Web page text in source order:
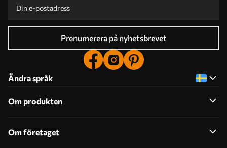
Prenumerera på nyhetsbrevet
Ändra språk
Om produkten
Om företaget